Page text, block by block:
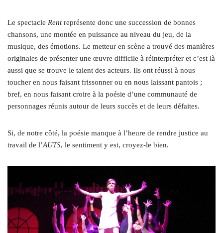
Le spectacle Rentreprésente donc une succession de bonnes
chansons, une montée en puissance au niveau du jeu, de la
musique, des émotions. Le metteur en scène a trouvé des manières
originales de présenter une œuvre difficile à réinterpréter et c’est là
aussi que se trouve le talent des acteurs. Ils ont réussi à nous
toucher en nous faisant frissonner ou en nous laissant pantois ;
bref, en nous faisant croire à la poésie d’une communauté de
personnages réunis autour de leurs succès et de leurs défaites.
Si, de notre côté, la poésie manque à l’heure de rendre justice au
travail de l’AUTS, le sentiment y est, croyez-le bien.